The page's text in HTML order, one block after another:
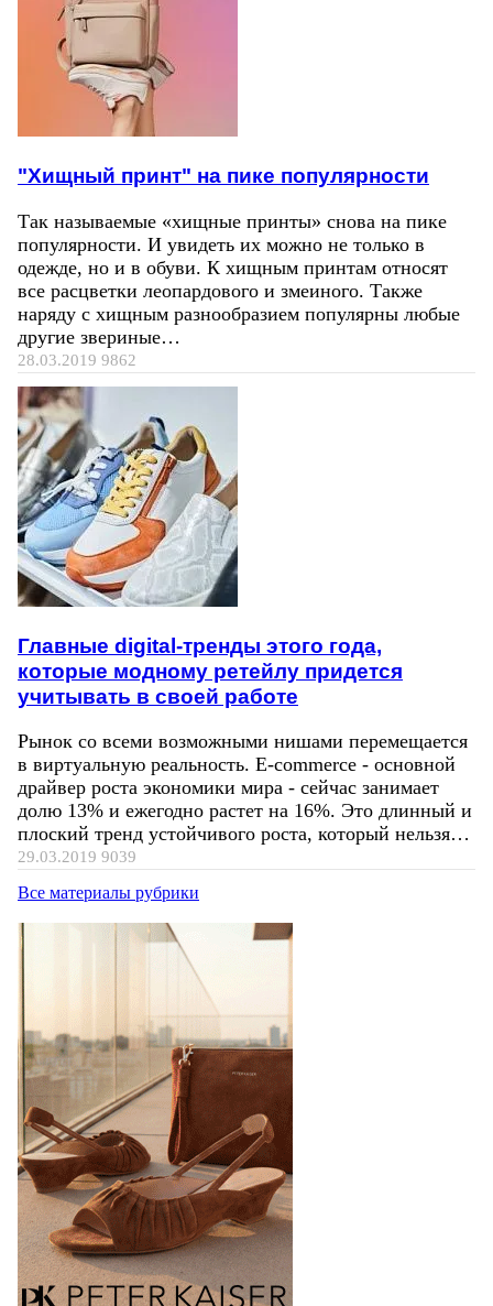
"Хищный принт" на пике популярности
Так называемые «хищные принты» снова на пике
популярности. И увидеть их можно не только в
одежде, но и в обуви. К хищным принтам относят
все расцветки леопардового и змеиного. Также
наряду с хищным разнообразием популярны любые
другие звериные…
28.03.2019 9862
Главные digital-тренды этого года,
которые модному ретейлу придется
учитывать в своей работе
Рынок со всеми возможными нишами перемещается
в виртуальную реальность. E-commerce - основной
драйвер роста экономики мира - сейчас занимает
долю 13% и ежегодно растет на 16%. Это длинный и
плоский тренд устойчивого роста, который нельзя…
29.03.2019 9039
Все материалы рубрики